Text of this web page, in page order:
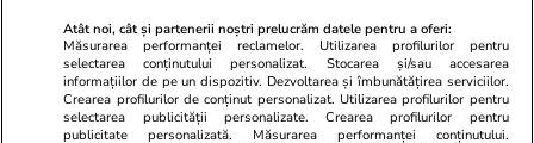
Vacanțe și Cultură 17:10
Ce ar trebui să găsești într-un
Vacanțe și
Insula
Atât noi, cât și partenerii noștri prelucrăm datele pentru a oferi:
Măsurarea performanței reclamelor. Utilizarea profilurilor pentru
selectarea conținutului personalizat. Stocarea și/sau accesarea
informațiilor de pe un dispozitiv. Dezvoltarea și îmbunătățirea serviciilor.
Crearea profilurilor de conținut personalizat. Utilizarea profilurilor pentru
selectarea publicității personalizate. Crearea profilurilor pentru
publicitate personalizată. Măsurarea performanței conținutului.